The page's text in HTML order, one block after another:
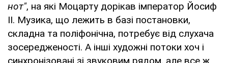
нот", на які Моцарту дорікав імператор Йосиф
II. Музика, що лежить в базі постановки,
складна та поліфонічна, потребує від слухача
зосередженості. А інші художні потоки хоч і